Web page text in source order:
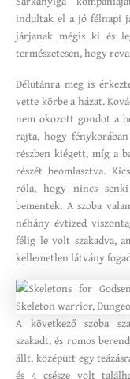
indultak el a jó félnapi
járjanak mégis ki és
természetesen, hogy
Délutánra meg is
vette körbe a házat.
nem okozott gondot a
rajta, hogy
részben kiégett, míg a
részét beomlasztva.
róla, hogy nincs
bementek. A szoba
néhány évtized
félig le volt szakadva,
kellemetlen látvány
A következő szoba
szakadt, és romos
állt, középütt egy
és 4 csésze volt